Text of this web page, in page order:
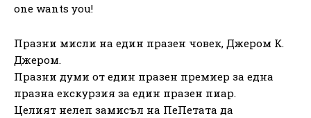
one wants you!
Празни мисли на един празен човек, Джером К.
Джером.
Празни думи от един празен премиер за една
празна екскурзия за един празен пиар.
Целият нелеп замисъл на ПеПетата да